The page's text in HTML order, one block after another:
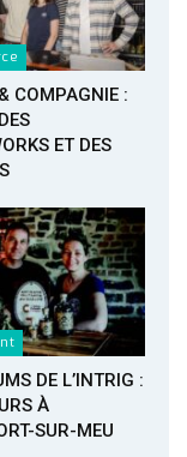
COMPAGNIE :
ET DES
DE L’INTRIG :
À
SUR-MEU